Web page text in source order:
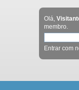
Olá,
membro.
Entrar com